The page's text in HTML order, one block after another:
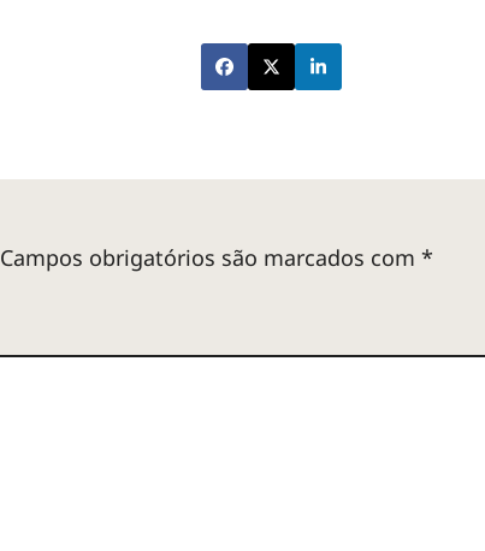
Campos obrigatórios são marcados com *